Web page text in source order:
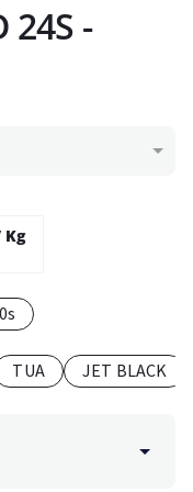
24S -
Kg
TUA JET BLACK